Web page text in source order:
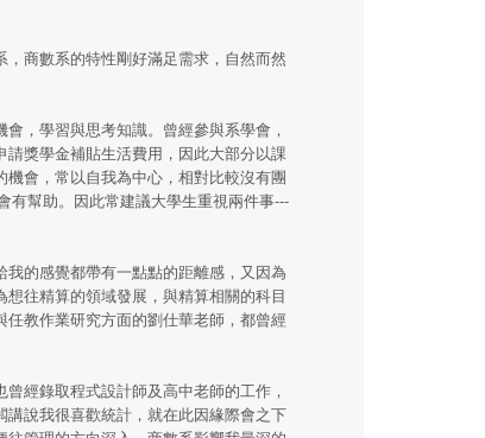
商數系的特性剛好滿足需求，自然而然
，學習與思考知識。曾經參與系學會，
獎學金補貼生活費用，因此大部分以課
會，常以自我為中心，相對比較沒有團
有幫助。因此常建議大學生重視兩件事---
的感覺都帶有一點點的距離感，又因為
往精算的領域發展，與精算相關的科目
教作業研究方面的劉仕華老師，都曾經
經錄取程式設計師及高中老師的工作，
說我很喜歡統計，就在此因緣際會之下